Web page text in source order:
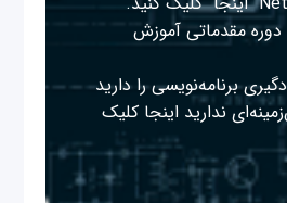
دوره مقدماتی آموزش
برنامه‌نویسی را دارید
نداریداینجا کلیک